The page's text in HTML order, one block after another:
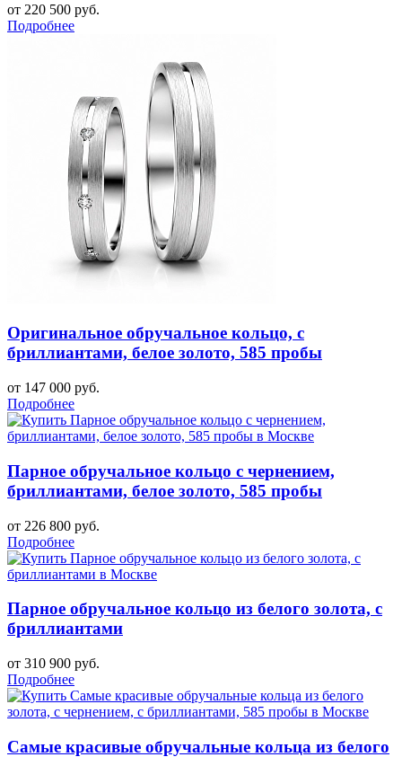
от 220 500 руб.
Подробнее
Оригинальное обручальное кольцо, с
бриллиантами, белое золото, 585 пробы
от 147 000 руб.
Подробнее
Парное обручальное кольцо с чернением,
бриллиантами, белое золото, 585 пробы
от 226 800 руб.
Подробнее
Парное обручальное кольцо из белого золота, с
бриллиантами
от 310 900 руб.
Подробнее
Самые красивые обручальные кольца из белого